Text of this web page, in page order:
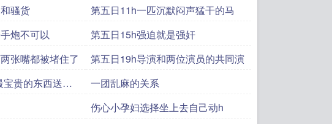
美之
骚货
第五日11h一匹沉默闷声猛干的马
炮不可以
第五日15h强迫就是强奸
张嘴都被堵住了
第五日19h导演和两位演员的共同演
宝贵的东西送给
一团乱麻的关系
伤心小孕妇选择坐上去自己动h